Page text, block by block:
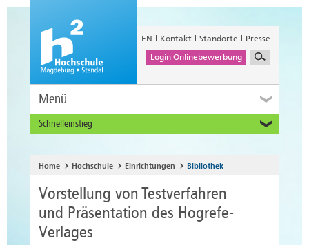
EN Kontakt Standorte
Presse
Login Onlinebewerbung
Menü
Schnelleinstieg
Alumni
Unternehmen und Institutionen
Studierende
Beschäftigte
International
Home Hochschule Einrichtungen Bibliothek
Vorstellung von Testverfahren
und Präsentation des Hogrefe-
Verlages